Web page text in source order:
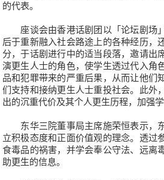
的代表。
座谈会由香港话剧团以「论坛剧场」
后于重新融入社会路途上的各种经历，
分，于话剧进行中的适当段落，邀请出
演更生人士的角色，使学生透过代入角
品和犯罪带来的严重后果，从而让他们
们支持和接纳更生人士重投社会。此外
出的沉重代价及其个人更生历程，加强
东华三院董事局主席施荣恒表示，东
立积极态度和正面价值观的理念。透过
食毒品的祸害，并学会奉公守法、远离
助更生的信息。